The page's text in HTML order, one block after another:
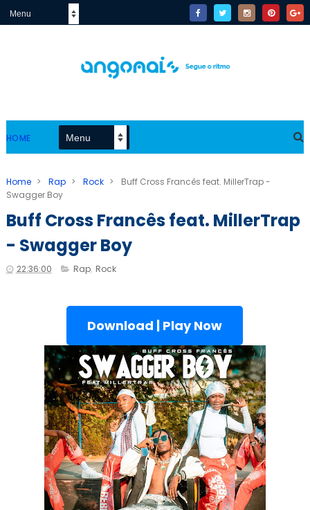
HOME
Home > Rap > Rock >
Buff Cross Francês feat. MillerTrap -
Swagger Boy
Buff Cross Francês feat. MillerTrap
- Swagger Boy
22:36:00 Rap, Rock
Download | Play Now